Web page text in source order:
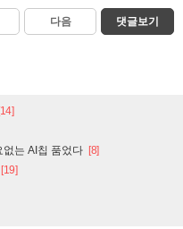
다음 댓글보기
[14]
는 AI칩 품었다 [8]
[19]